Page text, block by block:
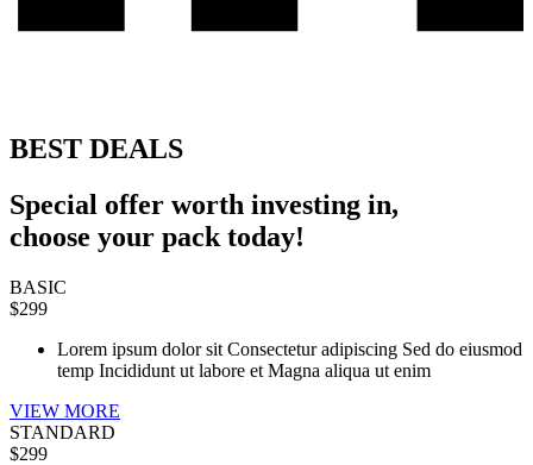
BEST DEALS
Special offer worth investing in,
choose your pack today!
BASIC
$299
Lorem ipsum dolor sit Consectetur adipiscing Sed do eiusmod
temp Incididunt ut labore et Magna aliqua ut enim
VIEW MORE
STANDARD
$299